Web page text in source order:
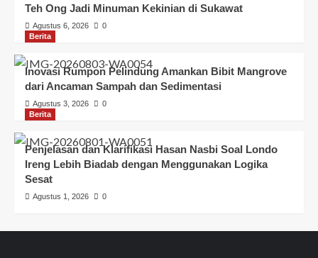
Teh Ong Jadi Minuman Kekinian di Sukawat
Agustus 6, 2026
0
Berita
Inovasi Rumpon Pelindung Amankan Bibit Mangrove
dari Ancaman Sampah dan Sedimentasi
Agustus 3, 2026
0
Berita
Penjelasan dan Klarifikasi Hasan Nasbi Soal Londo
Ireng Lebih Biadab dengan Menggunakan Logika
Sesat
Agustus 1, 2026 0